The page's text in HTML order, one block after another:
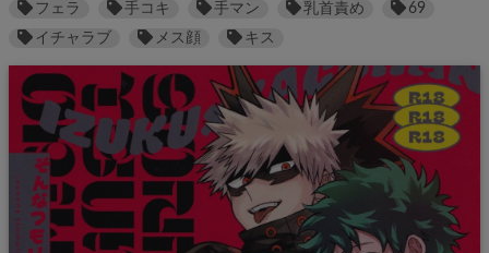
フェラ
手コキ 手マン 乳首責め
69
イチャラブ
メス顔 キス